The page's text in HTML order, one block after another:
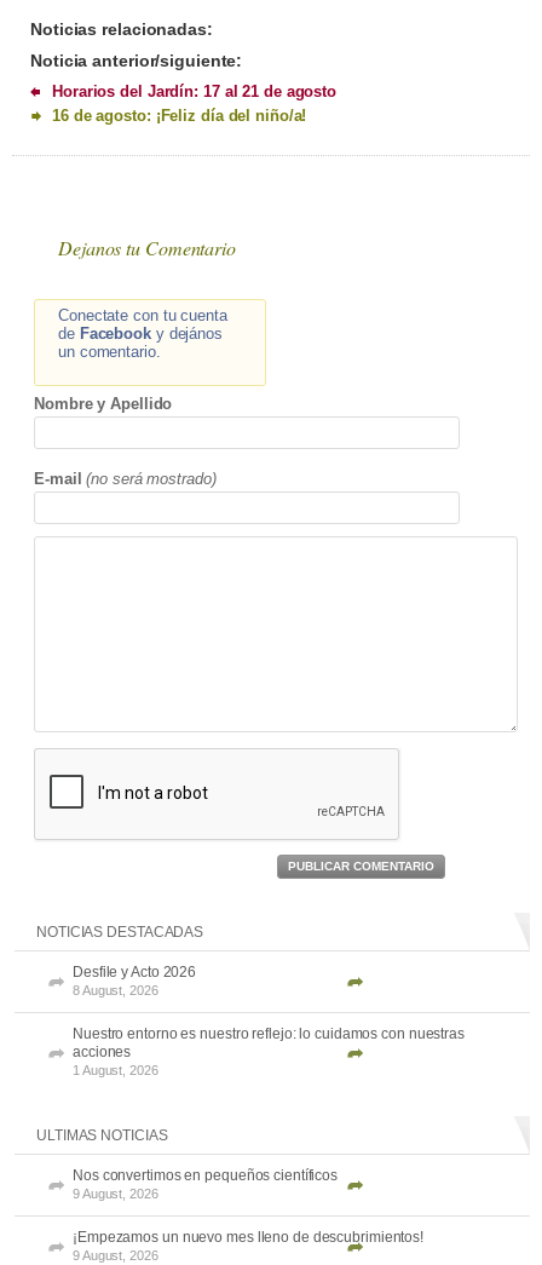
Noticias relacionadas:
Noticia anterior/siguiente:
Horarios del Jardín: 17 al 21 de agosto
16 de agosto: ¡Feliz día del niño/a!
Dejanos tu Comentario
Conectate con tu cuenta
de Facebooky dejános
un comentario.
Nombre y Apellido
E-mail (no será mostrado)
PUBLICAR COMENTARIO
NOTICIAS DESTACADAS
Desfile y Acto 2026
8 August, 2026
Nuestro entorno es nuestro reflejo: lo cuidamos con nuestras
acciones
1 August, 2026
ULTIMAS NOTICIAS
Nos convertimos en pequeños científicos
9 August, 2026
¡Empezamos un nuevo mes lleno de descubrimientos!
9 August, 2026